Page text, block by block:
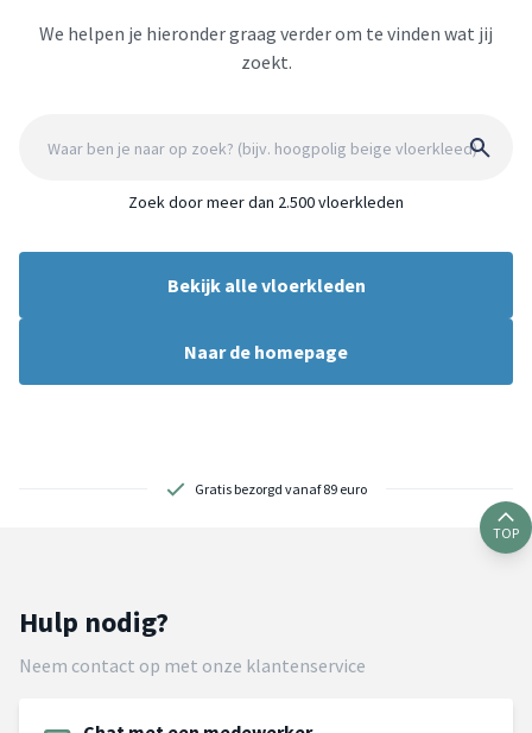
We helpen je hieronder graag verder om te vinden wat jij
zoekt.
Zoek door meer dan 2.500 vloerkleden
Bekijk alle vloerkleden
Naar de homepage
Gratis bezorgd vanaf 89 euro
TOP
Hulp nodig?
Neem contact op met onze klantenservice